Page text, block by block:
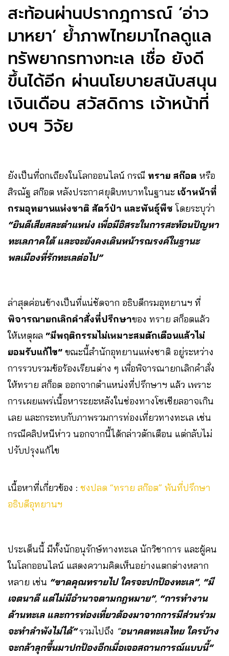
สะท้อนผ่านปรากฎการณ์ ‘อ่าว
มาหยา’ ย้ำภาพไทยมาไกลดูแล
ทรัพยากรทางทะเล เชื่อ ยังดี
ขึ้นได้อีก ผ่านนโยบายสนับสนุน
เงินเดือน สวัสดิการ เจ้าหน้าที่
งบฯ วิจัย
ยังเป็นที่ถกเถียงในโลกออนไลน์ กรณี ทราย สก๊อต หรือ
สิรณัฐ สก๊อต หลังประกาศยุติบทบาทในฐานะ เจ้าหน้าที่
กรมอุทยานแห่งชาติ สัตว์ป่า และพันธุ์พืช โดยระบุว่า
“ยินดีเสียสละตำแหน่ง เพื่อมีอิสระในการสะท้อนปัญหา
ทะเลภาคใต้ และจะยังคงเดินหน้ารณรงค์ในฐานะ
พลเมืองที่รักทะเลต่อไป”
ล่าสุดค่อนข้างเป็นที่แน่ชัดจาก อธิบดีกรมอุทยานฯ ที่
พิจารณายกเลิกคำสั่งที่ปรึกษาของ ทราย สก็อตแล้ว
ให้เหตุผล “มีพฤติกรรมไม่เหมาะสมตักเตือนแล้วไม่
ยอมรับแก้ไข” ขณะนี้สำนักอุทยานแห่งชาติ อยู่ระหว่าง
การรวบรวมข้อร้องเรียนต่าง ๆ เพื่อพิจารณายกเลิกคำสั่ง
ให้ทราย สก็อต ออกจากตำแหน่งที่ปรึกษาฯ แล้ว เพราะ
การเผยแพร่เนื้อหาระยะหลังในช่องทางโซเชียลอาจเกิน
เลย และกระทบกับภาพรวมการท่องเที่ยวทางทะเล เช่น
กรณีคลิปหนีห่าว นอกจากนี้ได้กล่าวตักเตือน แต่กลับไม่
ปรับปรุงแก้ไข
เนื้อหาที่เกี่ยวข้อง : ชงปลด “ทราย สก๊อต” พ้นที่ปรึกษา
อธิบดีอุทยานฯ
ประเด็นนี้ มีทั้งนักอนุรักษ์ทางทะเล นักวิชาการ และผู้คน
ในโลกออนไลน์ แสดงความคิดเห็นอย่างแตกต่างหลาก
หลาย เช่น “ขาดคุณทรายไป ใครจะปกป้องทะเล”, “มี
เจตนาดี แต่ไม่มีอำนาจตามกฎหมาย”, “การทำงาน
ด้านทะเล และการท่องเที่ยวต้องมาจากการมีส่วนร่วม
จะทำลำพังไม่ได้”รวมไปถึง “อนาคตทะเลไทย ใครบ้าง
จะกล้าลุกขึ้นมาปกป้องอีกเมื่อเจอสถานการณ์แบบนี้”